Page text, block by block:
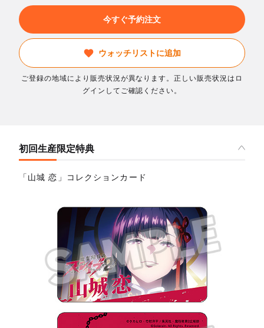
今すぐ予約注文
ウォッチリストに追加
ご登録の地域により販売状況が異なります。正しい販売状況はロ
グインしてご確認ください。
初回生産限定特典
「山城 恋」コレクションカード